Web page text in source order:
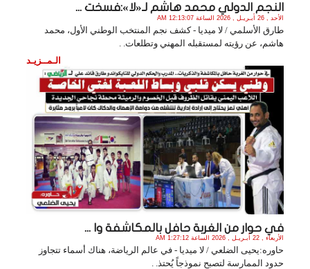
النجم الدولي محمد هاشم لـ«لا»:فسخت ...
الأحد , 26 أبـريـل , 2026 الساعة 12:13:07 AM
طارق الأسلمي / لا ميديا - كشف نجم المنتخب الوطني الأول، محمد
هاشم، عن رؤيته لمستقبله المهني وتطلعات. .
الـمــزيـد
في حوار من الغربة حافل بالمكاشفة وا ...
الأربعاء , 22 أبـريـل , 2026 الساعة 1:27:12 AM
حاوره:يحيى الضلعي / لا ميديا - في عالم الرياضة، هناك أسماء تتجاوز
حدود الممارسة لتصبح نموذجاً يُحتذ. .